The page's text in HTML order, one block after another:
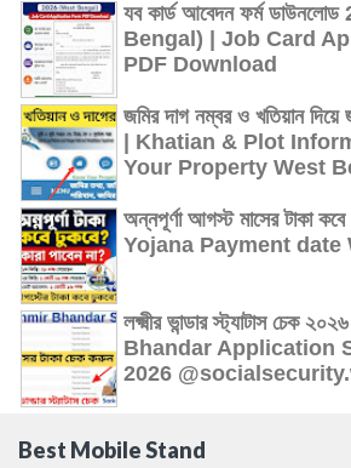
যব কার্ড আবেদন ফর্ম
Bengal) | Job Card
PDF Download
জমির দাগ নম্বর ও খতিয়ান
| Khatian & Plot
Your Property West
অন্নপূর্ণা আগস্ট মাসের টাকা
Yojana Payment date
লক্ষ্মীর ভান্ডার স্ট্যাটাস চেক
Bhandar Application
2026
Best Mobile Stand